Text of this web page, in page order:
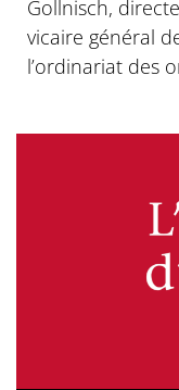
Gollnisch,
vicaire général
l’ordinariat des